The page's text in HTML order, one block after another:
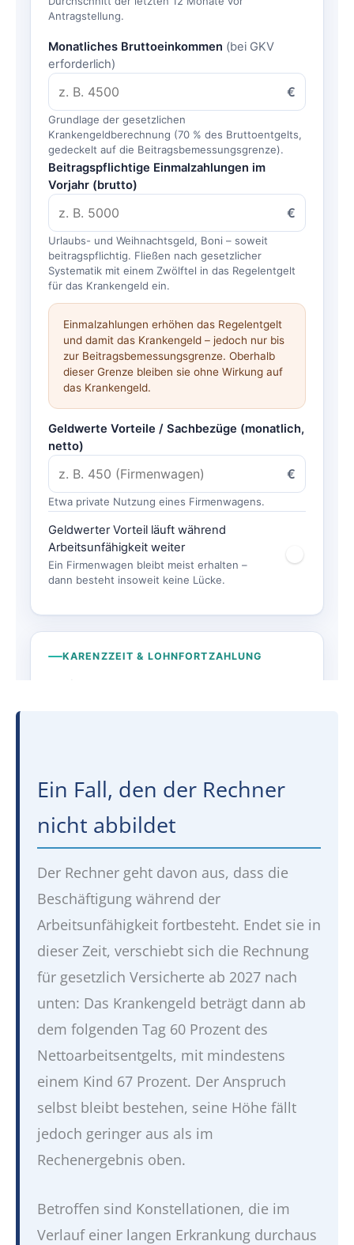
Ein Fall, den der Rechner
nicht abbildet
Der Rechner geht davon aus, dass die
Beschäftigung während der
Arbeitsunfähigkeit fortbesteht. Endet sie in
dieser Zeit, verschiebt sich die Rechnung
für gesetzlich Versicherte ab 2027 nach
unten: Das Krankengeld beträgt dann ab
dem folgenden Tag 60 Prozent des
Nettoarbeitsentgelts, mit mindestens
einem Kind 67 Prozent. Der Anspruch
selbst bleibt bestehen, seine Höhe fällt
jedoch geringer aus als im
Rechenergebnis oben.
Betroffen sind Konstellationen, die im
Verlauf einer langen Erkrankung durchaus